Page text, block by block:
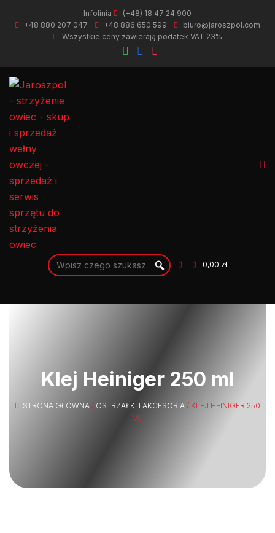
Infolinia
(+48) 18 47 24 900
+48 880 207 047
+48 886 650 599
biuro@jaroszpol.com
Wszystkie ceny zawierają podatek VAT 23%
0,00 zł
Klej Heiniger 250 ml
STRONA GŁÓWNA / OSTRZAŁKI I AKCESORIA / KLEJ HEINIGER 250
ML